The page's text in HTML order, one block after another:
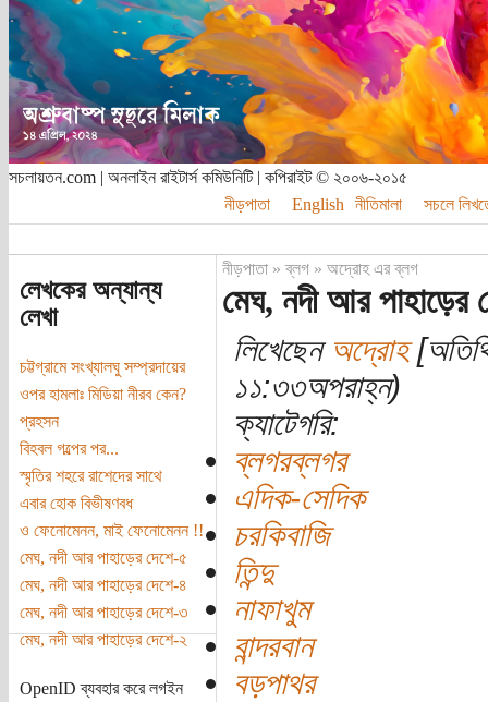
সচলায়তন.com | অনলাইন রাইটার্স কমিউনিটি | কপিরাইট © ২০০৬-২০১৫
নীড়পাতা
English নীতিমালা সচলে
লেখকের অন্যান্য
লেখা
চট্টগ্রামে সংখ্যালঘু সম্প্রদায়ের
ওপর হামলাঃ মিডিয়া নীরব কেন?
প্রহসন
বিহবল গল্পের পর...
স্মৃতির শহরে রাশেদের সাথে
এবার হোক বিভীষণবধ
ও ফেনোমেনন, মাই ফেনোমেনন !!
মেঘ, নদী আর পাহাড়ের দেশে-৫
মেঘ, নদী আর পাহাড়ের দেশে-৪
মেঘ, নদী আর পাহাড়ের দেশে-৩
মেঘ, নদী আর পাহাড়ের দেশে-২
OpenID ব্যবহার করে লগইন
নীড়পাতা»ব্লগ» অদ্রোহ এর ব্লগ
মেঘ, নদী আর পাহাড়ের
লিখেছেন অদ্রোহ
১১:৩৩অপরাহ্ন)
ক্যাটেগরি:
ব্লগরব্লগর
এদিক-সেদিক
চরকিবাজি
তিন্দু
নাফাখুম
বান্দরবান
বড়পাথর